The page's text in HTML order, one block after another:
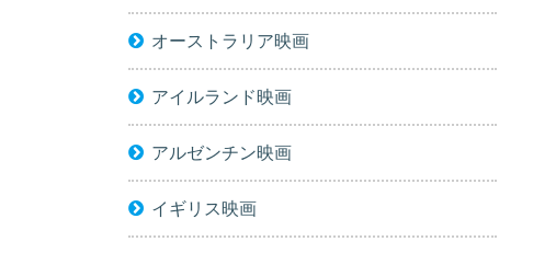
オーストラリア映画
アイルランド映画
アルゼンチン映画
イギリス映画